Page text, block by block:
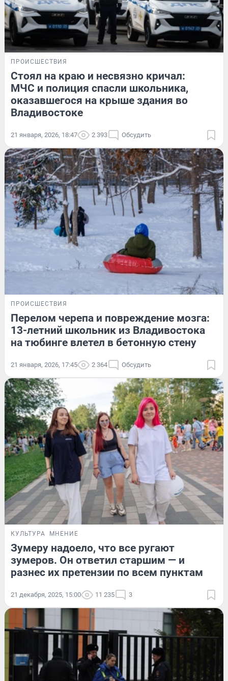
ПРОИСШЕСТВИЯ
Стоял на краю и несвязно кричал:
МЧС и полиция спасли школьника,
оказавшегося на крыше здания во
Владивостоке
21 января, 2026, 18:47 2 393 Обсудить
ПРОИСШЕСТВИЯ
Перелом черепа и повреждение мозга:
13-летний школьник из Владивостока
на тюбинге влетел в бетонную стену
21 января, 2026, 17:45 2 364 Обсудить
КУЛЬТУРА МНЕНИЕ
Зумеру надоело, что все ругают
зумеров. Он ответил старшим — и
разнес их претензии по всем пунктам
21 декабря, 2025, 15:00 11 235 3